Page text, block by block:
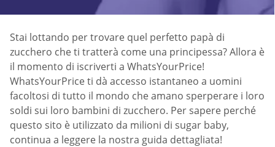
Stai lottando per trovare quel perfetto papà di
zucchero che ti tratterà come una principessa? Allora è
il momento di iscriverti a WhatsYourPrice!
WhatsYourPrice ti dà accesso istantaneo a uomini
facoltosi di tutto il mondo che amano sperperare i loro
soldi sui loro bambini di zucchero. Per sapere perché
questo sito è utilizzato da milioni di sugar baby,
continua a leggere la nostra guida dettagliata!